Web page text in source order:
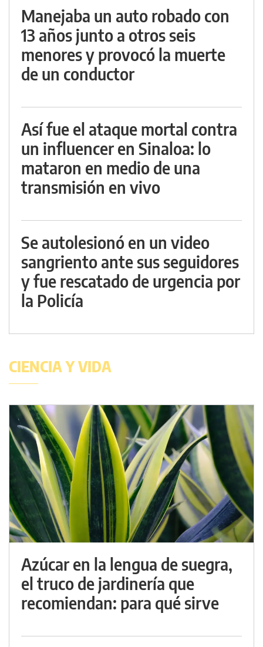
Manejaba un auto robado con
13 años junto a otros seis
menores y provocó la muerte
de un conductor
Así fue el ataque mortal contra
un influencer en Sinaloa: lo
mataron en medio de una
transmisión en vivo
Se autolesionó en un video
sangriento ante sus seguidores
y fue rescatado de urgencia por
la Policía
CIENCIA Y VIDA
Azúcar en la lengua de suegra,
el truco de jardinería que
recomiendan: para qué sirve